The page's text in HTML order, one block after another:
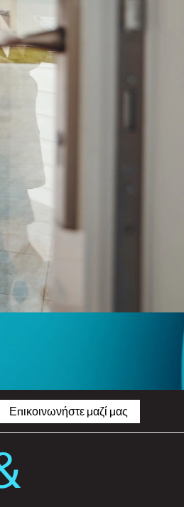
Επικοινωνήστε μαζί μας